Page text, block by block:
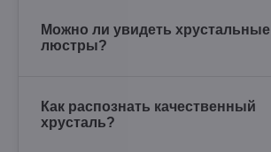
Можно ли увидеть хрустальные
люстры?
Как распознать качественный
хрусталь?